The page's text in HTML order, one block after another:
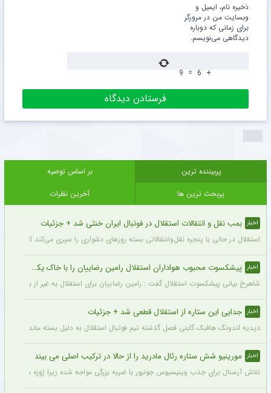
ذخیره نام، ایمیل و
وبسایت من در مرورگر
برای زمانی که دوباره
دیدگاهی می‌نویسم.
+
6
=
9
پربیننده ترین
بر اساس توصیه
پربحث ترین ها
آخرین نظرات
اخبار بمب نقل و انتقالات استقلال در فوتبال ایران خنثی شد + جزئیات
استقلال در حالی با پنجره نقل‌وانتقالاتی بسته روزهای دشواری را سپری می‌کند که در
اخبار پیشکسوت محبوب هواداران استقلال رامین رضاییان را با خاک یکسان کرد + جزئیات
شاهرخ بیانی پیشکسوت استقلال گفت : رامین رضاییان برای استقلال به غیر از بازار
اخبار جدایی این ستاره از استقلال قطعی شد + جزئیات
دیدیه اندونگ هافبک گابنی فصل گذشته تیم فوتبال استقلال به دلیل بسته ماندن پنجره
اخبار مورینیو شش ستاره رئال مادرید را از حالا در ترکیب اصلی می بیند
تلاش آرسنال برای جذب وینیسیوس جونیور با ضربه بزرگی مواجه شده زیرا ژوزه مورینیو او را یک